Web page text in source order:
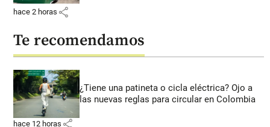
hace 2 horas share
Te recomendamos
¿Tiene una patineta o cicla eléctrica? Ojo a
las nuevas reglas para circular en Colombia
hace 12 horas share